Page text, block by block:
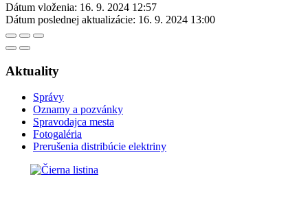
Dátum vloženia: 16. 9. 2024 12:57
Dátum poslednej aktualizácie: 16. 9. 2024 13:00
Aktuality
Správy
Oznamy a pozvánky
Spravodajca mesta
Fotogaléria
Prerušenia distribúcie elektriny